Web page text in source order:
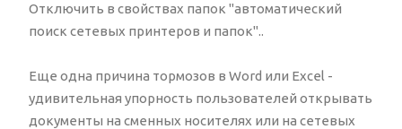
Отключить в свойствах папок "автоматический
поиск сетевых принтеров и папок"..
Еще одна причина тормозов в Word или Excel -
удивительная упорность пользователей открывать
документы на сменных носителях или на сетевых